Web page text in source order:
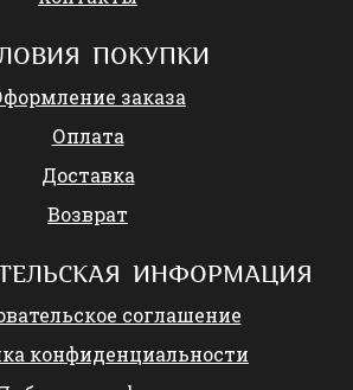
ПОКУПКИ
заказа
Оплата
Доставка
Возврат
ИНФОРМАЦИЯ
соглашение
конфиденциальности